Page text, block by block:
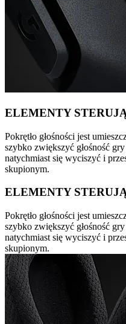
ELEMENTY
Pokrętło głośności jest
szybko zwiększyć głośność
natychmiast się wyciszyć i
skupionym.
ELEMENTY
Pokrętło głośności jest
szybko zwiększyć głośność
natychmiast się wyciszyć i
skupionym.